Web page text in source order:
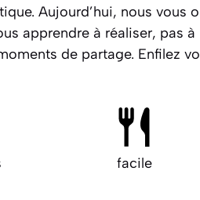
Aujourd’hui, nous vous
apprendre à réaliser, pas
de partage. Enfilez
facile